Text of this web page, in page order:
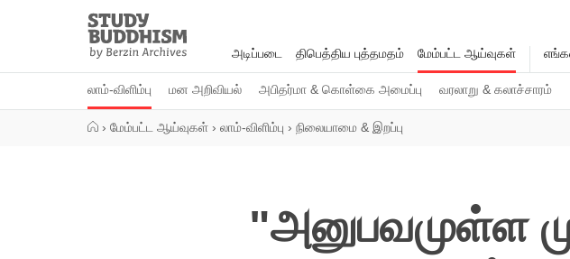
Study
Buddhism
Home
அடிப்படை திபெத்திய புத்தமதம் மேம்பட்ட ஆய்வுகள்
லாம்-விளிம்பு மன அறிவியல் அபிதர்மா & கொள்கை அமைப்பு வரலாறு & கலாச்சாரம்
› மேம்பட்ட ஆய்வுகள் › லாம்-விளிம்பு › நிலையாமை & இறப்பு
"அனுபவமுள்ள